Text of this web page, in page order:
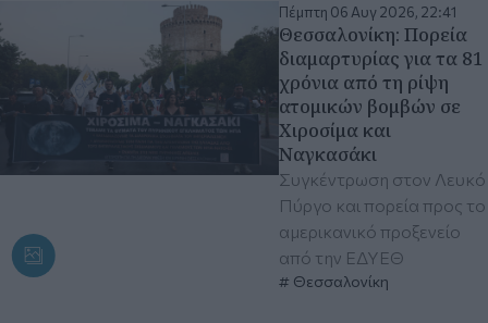
Πέμπτη 06 Αυγ 2026, 22:41
Θεσσαλονίκη: Πορεία
διαμαρτυρίας για τα 81
χρόνια από τη ρίψη
ατομικών βομβών σε
Χιροσίμα και
Ναγκασάκι
Συγκέντρωση στον Λευκό
Πύργο και πορεία προς το
αμερικανικό προξενείο
από την ΕΔΥΕΘ
Θεσσαλονίκη